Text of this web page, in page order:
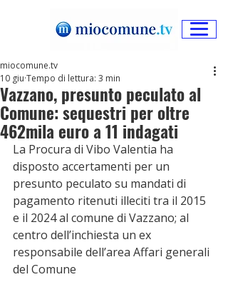
Vazzano, presunto peculato al
Comune: sequestri per oltre
462mila euro a 11 indagati
miocomune.tv
10 giu Tempo di lettura: 3 min
La Procura di Vibo Valentia ha
disposto accertamenti per un
presunto peculato su mandati di
pagamento ritenuti illeciti tra il 2015
e il 2024 al comune di Vazzano; al
centro dell’inchiesta un ex
responsabile dell’area Affari generali
del Comune